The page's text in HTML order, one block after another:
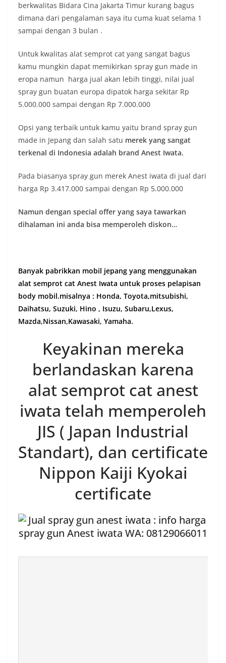
berkwalitas Bidara Cina Jakarta Timur kurang bagus
dimana dari pengalaman saya itu cuma kuat selama 1
sampai dengan 3 bulan .
Untuk kwalitas alat semprot cat yang sangat bagus
kamu mungkin dapat memikirkan spray gun made in
eropa namun harga jual akan lebih tinggi, nilai jual
spray gun buatan europa dipatok harga sekitar Rp
5.000.000 sampai dengan Rp 7.000.000
Opsi yang terbaik untuk kamu yaitu brand spray gun
made in Jepang dan salah satu merek yang sangat
terkenal di Indonesia adalah brand Anest Iwata.
Pada biasanya spray gun merek Anest iwata di jual dari
harga Rp 3.417.000 sampai dengan Rp 5.000.000
Namun dengan special offer yang saya tawarkan
dihalaman ini anda bisa memperoleh diskon…
Banyak pabrikkan mobil jepang yang menggunakan
alat semprot cat Anest Iwata untuk proses pelapisan
body mobil.misalnya : Honda, Toyota,mitsubishi,
Daihatsu, Suzuki, Hino , Isuzu, Subaru,Lexus,
Mazda,Nissan,Kawasaki, Yamaha.
Keyakinan mereka
berlandaskan karena
alat semprot cat anest
iwata telah memperoleh
JIS ( Japan Industrial
Standart), dan certificate
Nippon Kaiji Kyokai
certificate